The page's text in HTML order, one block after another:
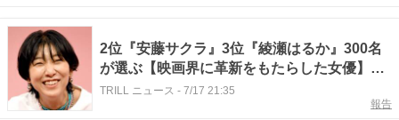
2位『安藤サクラ』3位『綾瀬はるか』300名
が選ぶ【映画界に革新をもたらした女優】1
位に「存在感が半端ない」「国民的」
TRILL ニュース - 7/17 21:35
報告